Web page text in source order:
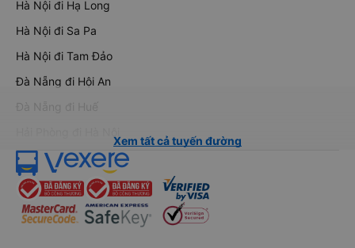
Hà Nội đi Hạ Long
Hà Nội đi Sa Pa
Hà Nội đi Tam Đảo
Đà Nẵng đi Hội An
Đà Nẵng đi Huế
Xem tất cả tuyến đường